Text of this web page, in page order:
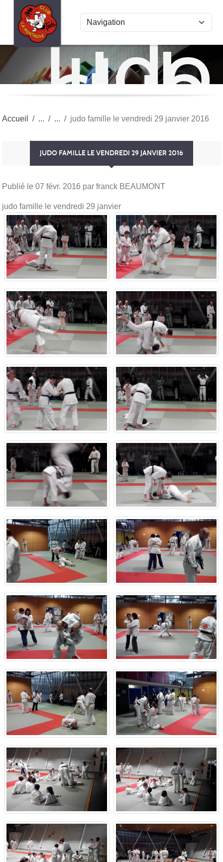
Judo
club
La
Accueil judo famille le vendredi 29 janvier 2016
JUDO FAMILLE LE VENDREDI 29 JANVIER 2016
Publié le 07 févr. 2016 par franck BEAUMONT
judo famille le vendredi 29 janvier
Panneau de gestion des cookies